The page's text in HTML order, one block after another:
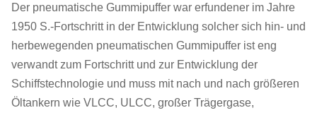
Der pneumatische Gummipuffer war erfundener im Jahre
1950 S.-Fortschritt in der Entwicklung solcher sich hin- und
herbewegenden pneumatischen Gummipuffer ist eng
verwandt zum Fortschritt und zur Entwicklung der
Schiffstechnologie und muss mit nach und nach größeren
Öltankern wie VLCC, ULCC, großer Trägergase,